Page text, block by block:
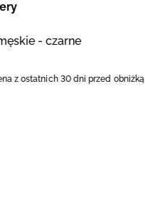
- czarne
z ostatnich 30 dni przed obniżką